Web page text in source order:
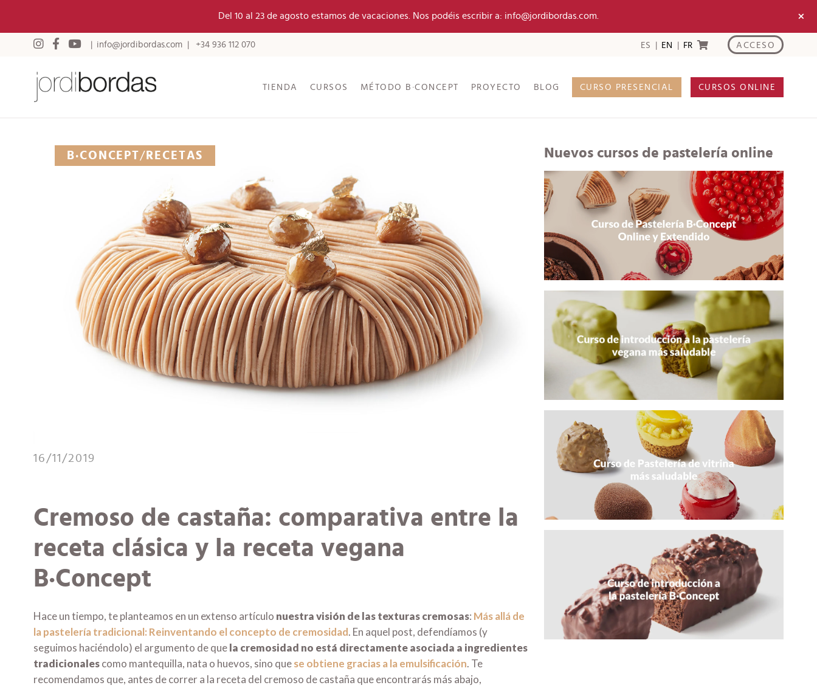
Del 10 al 23 de agosto estamos de vacaciones. Nos podéis escribir a: info@jordibordas.com. ×
info@jordibordas.com +34 936 112 070 ES EN FR ACCESO
TIENDA CURSOS MÉTODO B·CONCEPT PROYECTO BLOG CURSO PRESENCIAL CURSOS ONLINE
B·CONCEPT/ RECETAS
16/11/2019
Cremoso de castaña: comparativa entre la
receta clásica y la receta vegana
B·Concept
Hace un tiempo, te planteamos en un extenso artículo nuestra visión de las texturas cremosas: Más allá de
la pastelería tradicional: Reinventando el concepto de cremosidad. En aquel post, defendíamos (y
seguimos haciéndolo) el argumento de quela cremosidad no está directamente asociada a ingredientes
tradicionalescomo mantequilla, nata o huevos, sino quese obtiene gracias a la emulsificación. Te
recomendamos que, antes de correr a la receta del cremoso de castaña que encontrarás más abajo,
Nuevos cursos de pastelería online